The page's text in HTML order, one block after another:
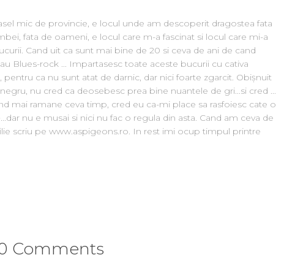
mic de provincie, e locul unde am descoperit dragostea fata
fata de oameni, e locul care m-a fascinat si locul care mi-a
Cand uit ca sunt mai bine de 20 si ceva de ani de cand
Blues-rock ... Impartasesc toate aceste bucurii cu cativa
pentru ca nu sunt atat de darnic, dar nici foarte zgarcit. Obișnuit
nu cred ca deosebesc prea bine nuantele de gri...si cred ...
mai ramane ceva timp, cred eu ca-mi place sa rasfoiesc cate o
nu e musai si nici nu fac o regula din asta. Cand am ceva de
scriu pe www.aspigeons.ro. In rest imi ocup timpul printre
Comments